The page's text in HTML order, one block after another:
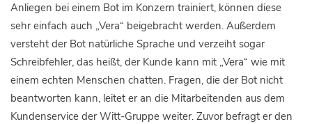
Anliegen bei einem Bot im Konzern trainiert, können diese
sehr einfach auch „Vera“ beigebracht werden. Außerdem
versteht der Bot natürliche Sprache und verzeiht sogar
Schreibfehler, das heißt, der Kunde kann mit „Vera“ wie mit
einem echten Menschen chatten. Fragen, die der Bot nicht
beantworten kann, leitet er an die Mitarbeitenden aus dem
Kundenservice der Witt-Gruppe weiter. Zuvor befragt er den